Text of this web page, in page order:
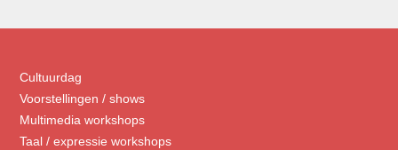
Cultuurdag
Voorstellingen / shows
Multimedia workshops
Taal / expressie workshops